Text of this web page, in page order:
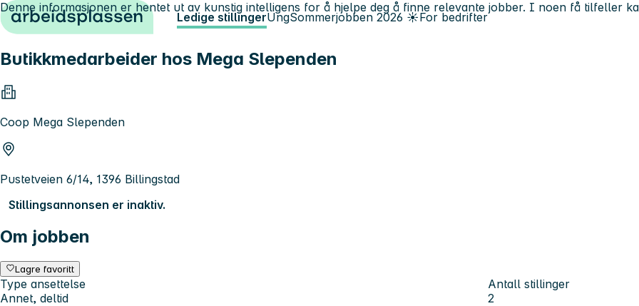
Hopp til innhold Ledige stillingerUngSommerjobben 2026 ☀️For bedrifter
Butikkmedarbeider hos Mega Slependen
Coop Mega Slependen
Pustetveien 6/14, 1396 Billingstad
Stillingsannonsen er inaktiv.
Om jobben
Lagre favoritt
Type ansettelse
Annet, deltid
Antall stillinger
2
Denne informasjonen er hentet ut av kunstig intelligens for å hjelpe deg å finne relevante jobber. I noen få tilfeller